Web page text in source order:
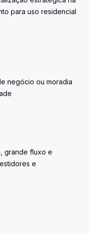
para uso residencial
negócio ou moradia
grande fluxo e
e